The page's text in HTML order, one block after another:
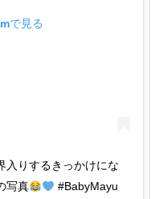
で見る
入りするきっかけにな
写真
#BabyMayu